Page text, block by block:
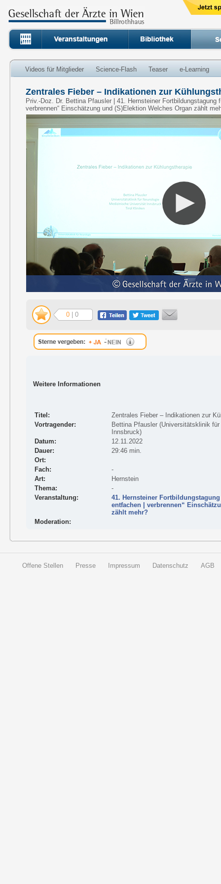
Videos für Mitglieder Science-Flash Teaser e-Learning
Zentrales Fieber – Indikationen zur
Priv.-Doz. Dr. Bettina Pfausler | 41. Hernsteiner Fortbildungstagung
verbrennen“ Einschätzung und (S)Elektion Welches Organ zählt
0 | 0
Weitere Informationen
Titel:
Zentrales Fieber – Indikationen zur
Vortragender:
Bettina Pfausler (Universitätsklinik
Innsbruck)
Datum:
12.11.2022
Dauer:
29:46 min.
Ort:
Fach:
-
Art:
Hernstein
Thema:
-
Veranstaltung:
41. Hernsteiner
entfachen | verbrennen“
zählt mehr?
Moderation:
Offene Stellen Presse Impressum Datenschutz AGB